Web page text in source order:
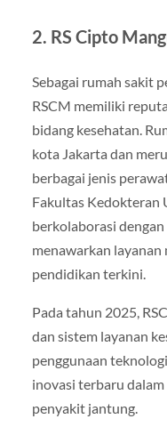
2. RS Cipto
Sebagai rumah sakit
RSCM memiliki
bidang kesehatan.
kota Jakarta dan
berbagai jenis
Fakultas Kedokteran
berkolaborasi
menawarkan layanan
pendidikan terkini.
Pada tahun 2025,
dan sistem layanan
penggunaan
inovasi terbaru
penyakit jantung.